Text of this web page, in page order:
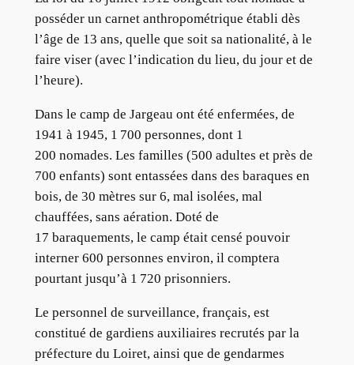
posséder un carnet anthropométrique établi dès
l’âge de 13 ans, quelle que soit sa nationalité, à le
faire viser (avec l’indication du lieu, du jour et de
l’heure).
Dans le camp de Jargeau ont été enfermées, de
1941 à 1945, 1 700 personnes, dont 1
200 nomades. Les familles (500 adultes et près de
700 enfants) sont entassées dans des baraques en
bois, de 30 mètres sur 6, mal isolées, mal
chauffées, sans aération. Doté de
17 baraquements, le camp était censé pouvoir
interner 600 personnes environ, il comptera
pourtant jusqu’à 1 720 prisonniers.
Le personnel de surveillance, français, est
constitué de gardiens auxiliaires recrutés par la
préfecture du Loiret, ainsi que de gendarmes